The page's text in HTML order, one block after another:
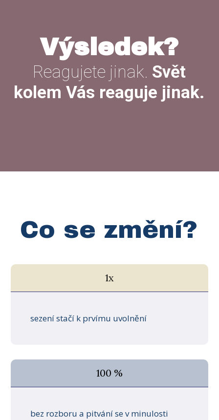
Výsledek?
Reagujete jinak. Svět
kolem Vás reaguje jinak.
Co se změní?
1x
sezení stačí k prvímu uvolnění
100 %
bez rozboru a pitvání se v minulosti